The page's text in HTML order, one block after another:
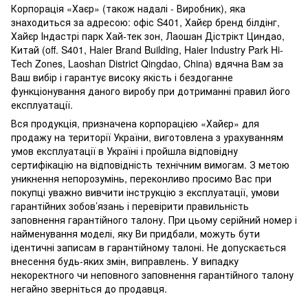
Корпорація «Хаєр» (також надалі - Виробник), яка
знаходиться за адресою: офіс S401, Хайєр бренд білдінг,
Хайєр Індастрі парк Хай-тек зон, Лаошан Дістрікт Циндао,
Китай (off. S401, Haier Brand Building, Haier Industry Park Hi-
Tech Zones, Laoshan District Qingdao, China) вдячна Вам за
Ваш вибір і гарантує високу якість і бездоганне
функціонування даного виробу при дотриманні правил його
експлуатації.
Вся продукція, призначена корпорацією «Хайєр» для
продажу на території України, виготовлена з урахуванням
умов експлуатації в Україні і пройшла відповідну
сертифікацію на відповідність технічним вимогам. З метою
уникнення непорозумінь, переконливо просимо Вас при
покупці уважно вивчити інструкцію з експлуатації, умови
гарантійних зобов’язань і перевірити правильність
заповнення гарантійного талону. При цьому серійний номер і
найменування моделі, яку Ви придбали, можуть бути
ідентичні записам в гарантійному талоні. Не допускається
внесення будь-яких змін, виправлень. У випадку
некоректного чи неповного заповнення гарантійного талону
негайно зверніться до продавця.